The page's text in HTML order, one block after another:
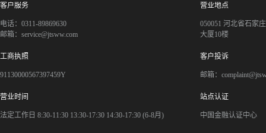
客户服务
电话：0311-89869630
邮箱：service@jtsww.com
营业地点
050051 河北省石家
大厦10楼
工商执照
91130000567397459Y
客户投诉
邮箱：
营业时间
法定工作日 8:30-11:30 13:30-17:30 14:30-17:30 (6-8月)
站点认证
中国金融认证中心